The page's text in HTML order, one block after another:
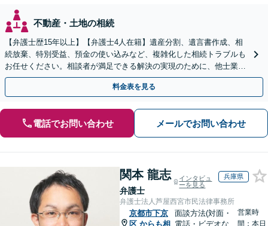
不動産・土地の相続
【弁護士歴15年以上】【弁護士4人在籍】遺産分割、遺言書作成、相
続放棄、特別受益、預金の使い込みなど、複雑化した相続トラブルも
お任せください。相談者が満足できる解決の実現のために、他士業と
連携し最善を尽くします【完全個室】
料金表を見る
電話でお問い合わせ メールでお問い合わせ
関本 龍志
弁護士
インタビュ
ーを見る
兵庫県
弁護士法人芦屋西宮市民法律事務所
京都市下京
区 からも相
面談方法(対面・
電話・ビデオな
営業時
間：本日